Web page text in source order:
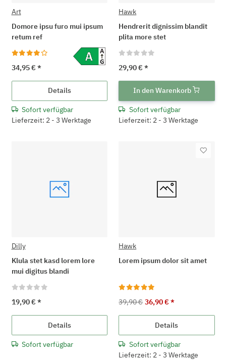
Art
Domore ipsu furo mui ipsum
retum ref
34,95 € *
Details
Sofort verfügbar
Lieferzeit: 2 - 3 Werktage
Hawk
Hendrerit dignissim blandit
plita more stet
29,90 €*
In den Warenkorb
Sofort verfügbar
Lieferzeit: 2 - 3 Werktage
Dilly
Klula stet kasd lorem lore
mui digitus blandi
19,90 € *
Details
Sofort verfügbar
Hawk
Lorem ipsum dolor sit amet
39,90 € 36,90 € *
Details
Sofort verfügbar
Lieferzeit: 2 - 3 Werktage